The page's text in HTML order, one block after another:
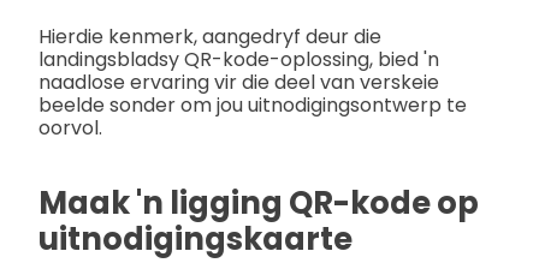
Hierdie kenmerk, aangedryf deur die
landingsbladsy QR-kode-oplossing, bied 'n
naadlose ervaring vir die deel van verskeie
beelde sonder om jou uitnodigingsontwerp te
oorvol.
Maak 'n ligging QR-kode op
uitnodigingskaarte